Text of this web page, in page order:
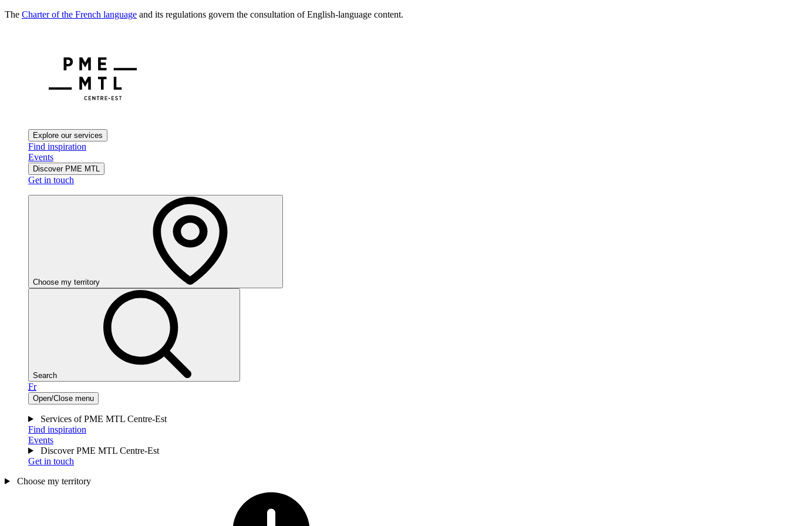
The Charter of the French language and its regulations govern the consultation of English-language content.
Explore our services
Find inspiration
Events
Discover PME MTL
Get in touch
Choose my territory
Search
Fr
Open/Close menu
Services of PME MTL Centre-Est
Find inspiration
Events
Discover PME MTL Centre-Est
Get in touch
Choose my territory